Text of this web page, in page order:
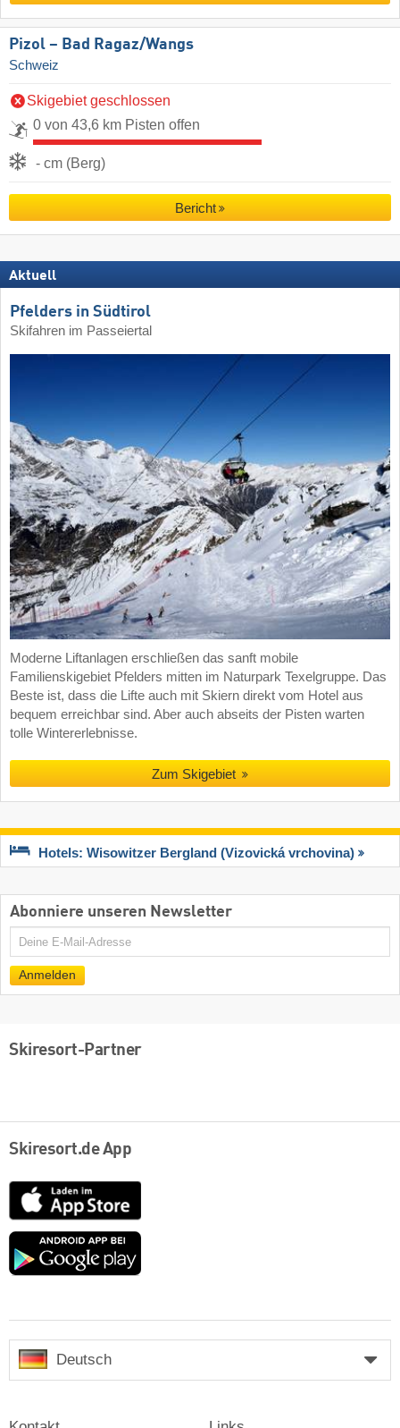
Pizol – Bad Ragaz/​Wangs
Schweiz
Skigebiet geschlossen
0 von 43,6 km Pisten offen
- cm (Berg)
Bericht
Aktuell
Pfelders in Südtirol
Skifahren im Passeiertal
Moderne Liftanlagen erschließen das sanft mobile
Familienskigebiet Pfelders mitten im Naturpark Texelgruppe. Das
Beste ist, dass die Lifte auch mit Skiern direkt vom Hotel aus
bequem erreichbar sind. Aber auch abseits der Pisten warten
tolle Wintererlebnisse.
Zum Skigebiet
Hotels: Wisowitzer Bergland (Vizovická vrchovina)
Abonniere unseren Newsletter
E-
Mail
Anmelden
Skiresort-Partner
Skiresort.de App
App
Store
Google
Deutsch